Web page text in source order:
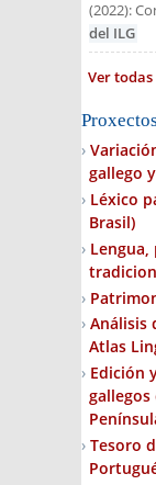
(2022):
del ILG
Ver
gallego
Léxico
Brasil)
Análisis
Atlas
Edición
gallegos
Tesoro